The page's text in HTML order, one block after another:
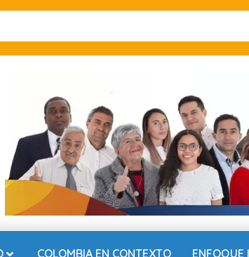
COLOMBIA EN CONTEXTO ENFOQUE